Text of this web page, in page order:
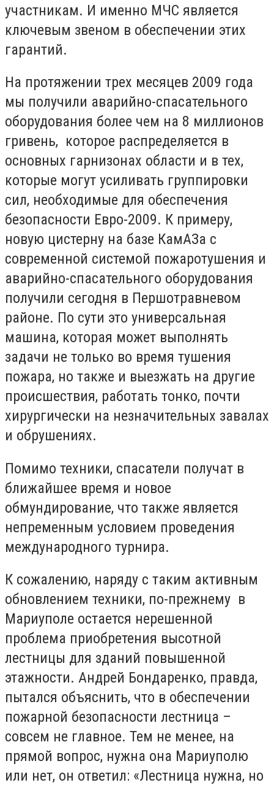
участникам. И именно МЧС является
ключевым звеном в обеспечении этих
гарантий.
На протяжении трех месяцев 2009 года
мы получили аварийно-спасательного
оборудования более чем на 8 миллионов
гривень, которое распределяется в
основных гарнизонах области и в тех,
которые могут усиливать группировки
сил, необходимые для обеспечения
безопасности Евро-2009. К примеру,
новую цистерну на базе КамАЗа с
современной системой пожаротушения и
аварийно-спасательного оборудования
получили сегодня в Першотравневом
районе. По сути это универсальная
машина, которая может выполнять
задачи не только во время тушения
пожара, но также и выезжать на другие
происшествия, работать тонко, почти
хирургически на незначительных завалах
и обрушениях.
Помимо техники, спасатели получат в
ближайшее время и новое
обмундирование, что также является
непременным условием проведения
международного турнира.
К сожалению, наряду с таким активным
обновлением техники, по-прежнему в
Мариуполе остается нерешенной
проблема приобретения высотной
лестницы для зданий повышенной
этажности. Андрей Бондаренко, правда,
пытался объяснить, что в обеспечении
пожарной безопасности лестница –
совсем не главное. Тем не менее, на
прямой вопрос, нужна она Мариуполю
или нет, он ответил: «Лестница нужна, но